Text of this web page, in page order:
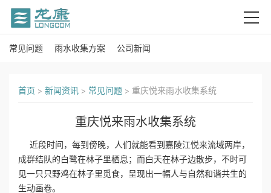
首
关
常见问题 雨水收集方案 公司新闻
首页 > 新闻资讯 > 常见问题 > 重庆悦来雨水收集系统
重庆悦来雨水收集系统
近段时间，每到傍晚，人们就能看到嘉陵江悦来流域两岸，
成群结队的白鹭在林子里栖息；而白天在林子边散步，不时可
见一只只野鸡在林子里觅食，呈现出一幅人与自然和谐共生的
生动画卷。